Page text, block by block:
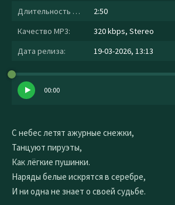
Длительность MP3:
2:50
Качество MP3:
320 kbps, Stereo
Дата релиза:
19-03-2026, 13:13
00:00
С небес летят ажурные снежки,
Танцуют пируэты,
Как лёгкие пушинки.
Наряды белые искрятся в серебре,
И ни одна не знает о своей судьбе.